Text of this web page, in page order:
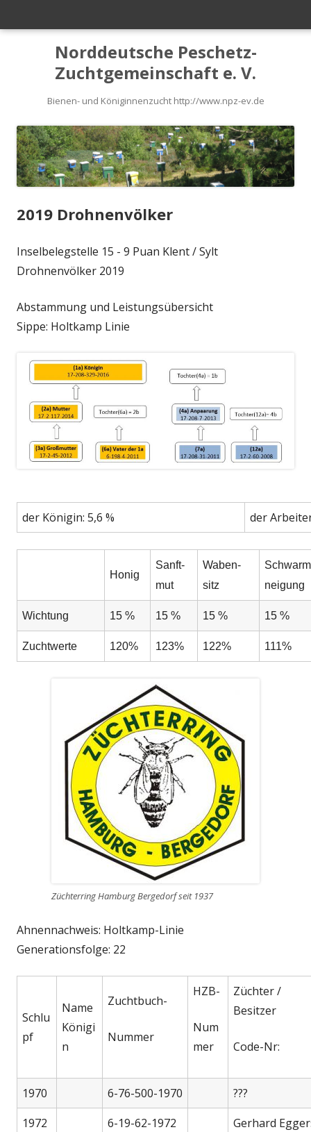
Norddeutsche Peschetz-
Zuchtgemeinschaft e. V.
Bienen- und Königinnenzucht http://www.npz-ev.de
2019 Drohnenvölker
Inselbelegstelle 15 - 9 Puan Klent / Sylt
Drohnenvölker 2019
Abstammung und Leistungsübersicht
Sippe: Holtkamp Linie
der Königin: 5,6 % der
Honig
Sanft-
mut
Waben-
sitz
neigung
Wichtung 15 % 15 % 15 % 15 %
Zuchtwerte 120% 123% 122% 111%
Züchterring Hamburg Bergedorf seit 1937
Ahnennachweis: Holtkamp-Linie
Generationsfolge: 22
Schlu
pf
Name
Königi
n
Zuchtbuch-
Nummer
HZB-
Num
mer
Züchter /
Besitzer
Code-Nr:
1970 6-76-500-1970
???
1972
6-19-62-1972
Gerhard